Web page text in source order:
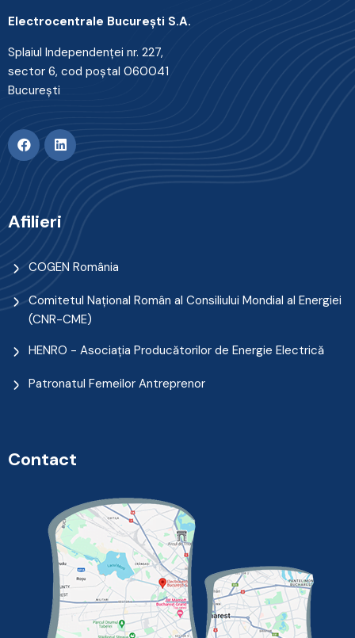
Electrocentrale Bucureşti S.A.
Splaiul Independenţei nr. 227,
sector 6, cod poştal 060041
Bucureşti
Afilieri
COGEN România
Comitetul Naţional Român al Consiliului Mondial al Energiei
(CNR-CME)
HENRO - Asociația Producătorilor de Energie Electrică
Patronatul Femeilor Antreprenor
Contact